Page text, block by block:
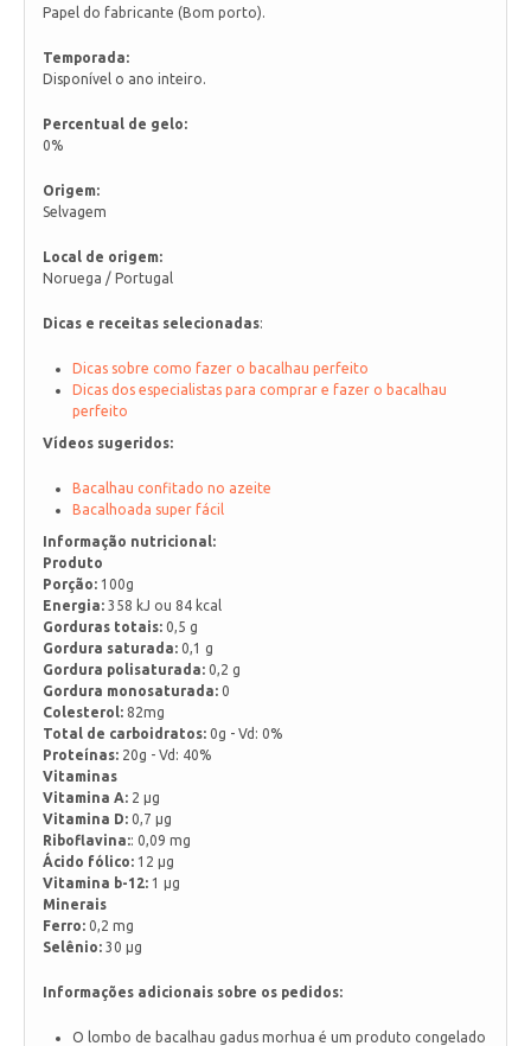
Papel do fabricante (Bom porto).
Temporada:
Disponível o ano inteiro.
Percentual de gelo:
0%
Origem:
Selvagem
Local de origem:
Noruega / Portugal
Dicas e receitas selecionadas:
Dicas sobre como fazer o bacalhau perfeito
Dicas dos especialistas para comprar e fazer o bacalhau
perfeito
Vídeos sugeridos:
Bacalhau confitado no azeite
Bacalhoada super fácil
Informação nutricional:
Produto
Porção: 100g
Energia: 358 kJ ou 84 kcal
Gorduras totais: 0,5 g
Gordura saturada: 0,1 g
Gordura polisaturada: 0,2 g
Gordura monosaturada: 0
Colesterol: 82mg
Total de carboidratos: 0g - Vd: 0%
Proteínas: 20g - Vd: 40%
Vitaminas
Vitamina A: 2 µg
Vitamina D: 0,7 µg
Riboflavina:: 0,09 mg
Ácido fólico: 12 µg
Vitamina b-12: 1 µg
Minerais
Ferro: 0,2 mg
Selênio: 30 µg
Informações adicionais sobre os pedidos:
O lombo de bacalhau gadus morhua é um produto congelado